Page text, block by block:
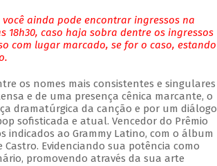
ainda pode encontrar ingressos na
18h30, caso haja sobra dentre os ingressos
com lugar marcado, se for o caso, estando
os nomes mais consistentes e singulares
e de uma presença cênica marcante, o
dramatúrgica da canção e por um diálogo
sofisticada e atual. Vencedor do Prêmio
indicados ao Grammy Latino, com o álbum
Evidenciando sua potência como
promovendo através da sua arte